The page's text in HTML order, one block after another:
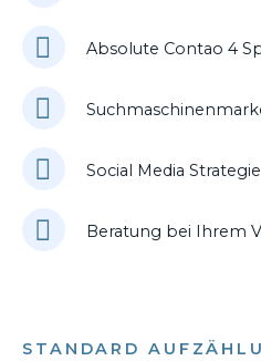
Absolute Contao 4
Social Media Strategie
Beratung bei Ihrem
STANDARD